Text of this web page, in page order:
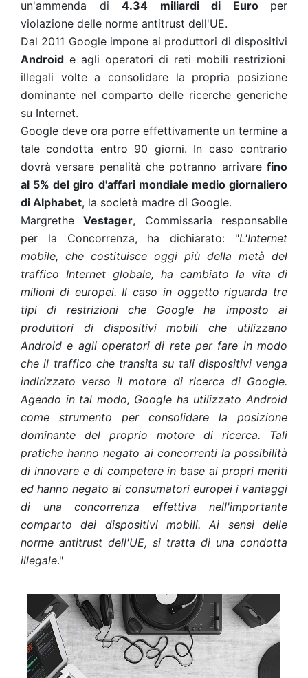
un'ammenda di 4.34 miliardi di Euro per
violazione delle norme antitrust dell'UE.
Dal 2011 Google impone ai produttori di dispositivi
Android e agli operatori di reti mobili restrizioni
illegali volte a consolidare la propria posizione
dominante nel comparto delle ricerche generiche
su Internet.
Google deve ora porre effettivamente un termine a
tale condotta entro 90 giorni. In caso contrario
dovrà versare penalità che potranno arrivare fino
al 5% del giro d'affari mondiale medio giornaliero
di Alphabet, la società madre di Google.
MargretheVestager, Commissaria responsabile
per la Concorrenza, ha dichiarato: "L'Internet
mobile, che costituisce oggi più della metà del
traffico Internet globale, ha cambiato la vita di
milioni di europei. Il caso in oggetto riguarda tre
tipi di restrizioni che Google ha imposto ai
produttori di dispositivi mobili che utilizzano
Android e agli operatori di rete per fare in modo
che il traffico che transita su tali dispositivi venga
indirizzato verso il motore di ricerca di Google.
Agendo in tal modo, Google ha utilizzato Android
come strumento per consolidare la posizione
dominante del proprio motore di ricerca. Tali
pratiche hanno negato ai concorrenti la possibilità
di innovare e di competere in base ai propri meriti
ed hanno negato ai consumatori europei i vantaggi
di una concorrenza effettiva nell'importante
comparto dei dispositivi mobili. Ai sensi delle
norme antitrust dell'UE, si tratta di una condotta
illegale."